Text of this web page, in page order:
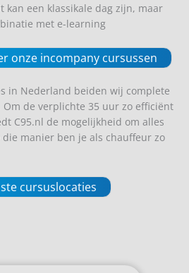
een klassikale dag zijn, maar
met e-learning
onze incompany cursussen
in Nederland beiden wij complete
Om de verplichte 35 uur zo efficiënt
C95.nl de mogelijkheid om alles
manier ben je als chauffeur zo
cursuslocaties